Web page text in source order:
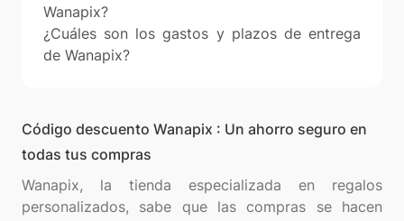
Wanapix?
¿Cuáles son los gastos y plazos de entrega
de Wanapix?
Código descuento Wanapix : Un ahorro seguro en
todas tus compras
Wanapix, la tienda especializada en regalos
personalizados, sabe que las compras se hacen